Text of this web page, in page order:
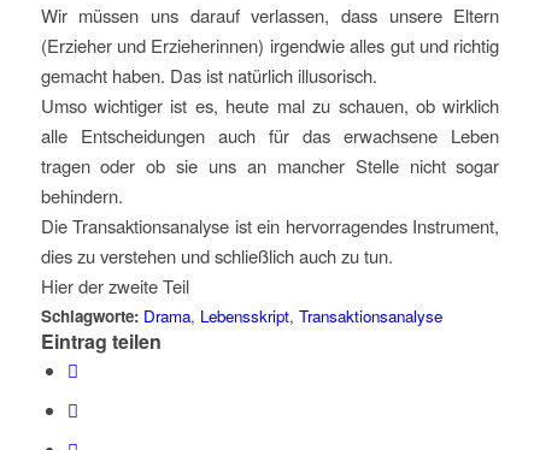
Wir müssen uns darauf verlassen, dass unsere Eltern
(Erzieher und Erzieherinnen) irgendwie alles gut und richtig
gemacht haben. Das ist natürlich illusorisch.
Umso wichtiger ist es, heute mal zu schauen, ob wirklich
alle Entscheidungen auch für das erwachsene Leben
tragen oder ob sie uns an mancher Stelle nicht sogar
behindern.
Die Transaktionsanalyse ist ein hervorragendes Instrument,
dies zu verstehen und schließlich auch zu tun.
Hier der zweite Teil
Schlagworte: Drama, Lebensskript, Transaktionsanalyse
Eintrag teilen